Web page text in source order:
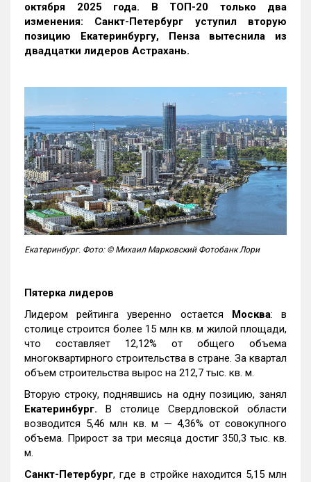
октября 2025 года. В ТОП-20 только два
изменения: Санкт-Петербург уступил вторую
позицию Екатеринбургу, Пенза вытеснила из
двадцатки лидеров Астрахань.
Екатеринбург. Фото: © Михаил Марковский Фотобанк Лори
Пятерка лидеров
Лидером рейтинга уверенно остается Москва: в
столице строится более 15 млн кв. м жилой площади,
что составляет 12,12% от общего объема
многоквартирного строительства в стране. За квартал
объем строительства вырос на 212,7 тыс. кв. м.
Вторую строку, поднявшись на одну позицию, занял
Екатеринбург. В столице Свердловской области
возводится 5,46 млн кв. м — 4,36% от совокупного
объема. Прирост за три месяца достиг 350,3 тыс. кв.
м.
Санкт-Петербург, где в стройке находится 5,15 млн